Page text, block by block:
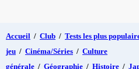
Accueil / Club / Tests les plus
jeu / Cinéma/Séries / Culture
générale / Géographie / Histoire /